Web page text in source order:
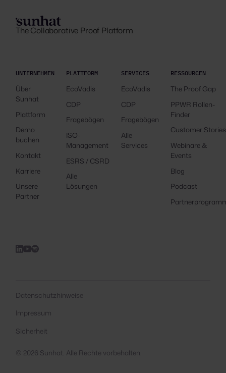
The Collaborative Proof Platform
UNTERNEHMEN
Über
Sunhat
Plattform
Demo
buchen
Kontakt
Karriere
Unsere
Partner
PLATTFORM
EcoVadis
CDP
Fragebögen
ISO-
Management
ESRS / CSRD
Alle
Lösungen
SERVICES
EcoVadis
CDP
Fragebögen
Alle
Services
RESSOURCEN
The Proof Gap
PPWR Rollen-
Finder
Customer Stories
Webinare &
Events
Blog
Podcast
© 2026 Sunhat. Alle Rechte vorbehalten.
Datenschutzhinweise
Impressum
Sicherheit